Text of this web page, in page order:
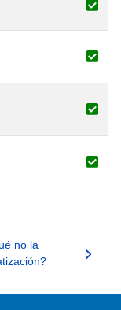
no la